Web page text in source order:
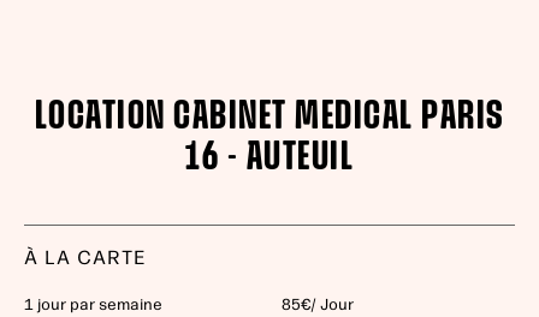
LOCATION CABINET MEDICAL PARIS
16 - AUTEUIL
À LA CARTE
1 jour par semaine
85€/ Jour